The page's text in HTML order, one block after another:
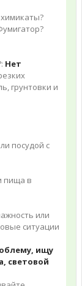
Нет
грунтовки и
посудой с
пища в
или
ситуации
ищу
световой